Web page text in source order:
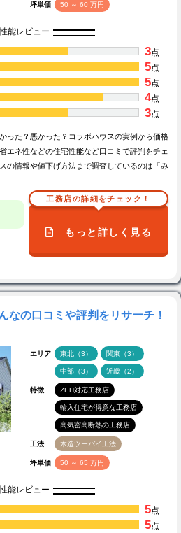
坪単価 50 ～ 60 万円
性能レビュー
3点
5点
5点
4点
3点
った？悪かった？コラボハウスの実例から価格
エネ性などの住宅性能など口コミで評判をチェ
の情報や値下げ方法まで調査しているのは「み
工務店の詳細をチェック！
もっと詳しく見る
なの口コミや評判をリサーチ！
エリア 東北（3） 関東（3）
中部（3） 近畿（2）
特徴 ZEH対応工務店
輸入住宅が得意な工務店
高気密高断熱の工務店
工法 木造ツーバイ工法
坪単価 50 ～ 65 万円
性能レビュー
5点
5点